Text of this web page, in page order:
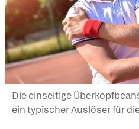
Die einseitige
ein typischer Auslöser für